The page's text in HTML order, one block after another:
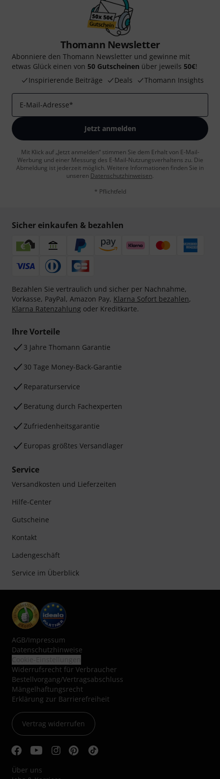
Thomann Newsletter
Abonniere den Thomann Newsletter und gewinne mit
etwas Glück einen von 50 Gutscheinen über jeweils 50€!
Inspirierende Beiträge
Deals Thomann Insights
E-Mail-Adresse*
Jetzt anmelden
Mit Klick auf „Jetzt anmelden“ stimmen Sie dem Erhalt von E-Mail-
Werbung und einer Messung des E-Mail-Nutzungsverhaltens zu. Die
Abmeldung ist jederzeit möglich. Weitere Informationen finden Sie in
unseren Datenschutzhinweisen.
* Pflichtfeld
Sicher einkaufen & bezahlen
Bezahlen Sie vertraulich und sicher per Nachnahme,
Vorkasse, PayPal, Amazon Pay, Klarna Sofort bezahlen,
Klarna Ratenzahlung oder Kreditkarte.
Ihre Vorteile
3 Jahre Thomann Garantie
30 Tage Money-Back-Garantie
Reparaturservice
Beratung durch Fachexperten
Zufriedenheitsgarantie
Europas größtes Versandlager
Service
Versandkosten und Lieferzeiten
Hilfe-Center
Gutscheine
Kontakt
Ladengeschäft
Service im Überblick
AGB/Impressum
Datenschutzhinweise
Widerrufsrecht für Verbraucher
Bestellvorgang/Vertragsabschluss
Mängelhaftungsrecht
Erklärung zur Barrierefreiheit
Vertrag widerrufen
Über uns